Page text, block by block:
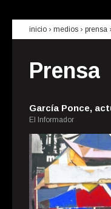
inicio › medios › prensa
Prensa
García Ponce,
El Informador